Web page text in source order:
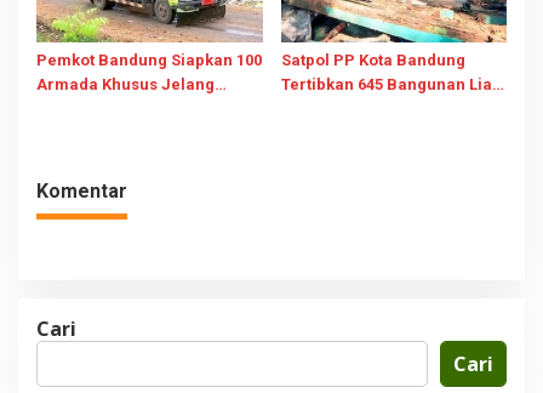
Pemkot Bandung Siapkan 100
Armada Khusus Jelang
Satpol PP Kota Bandung
Tertibkan 645 Bangunan Liar
Komentar
Cari
Cari